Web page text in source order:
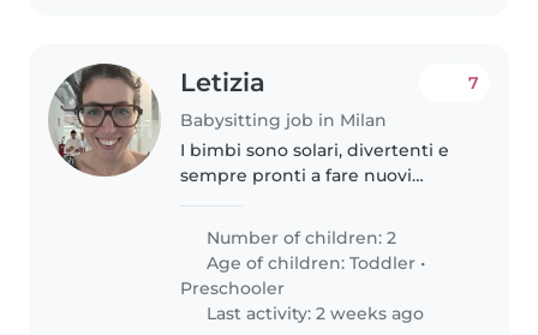
Letizia
Babysitting job in Milan
7
I bimbi sono solari, divertenti e
sempre pronti a fare nuovi
solare e stiamo cercaqndo
qualcuno da "includere" nella
famiglia.
Number of children: 2
Age of children:Toddler •
Preschooler
Last activity: 2 weeks ago